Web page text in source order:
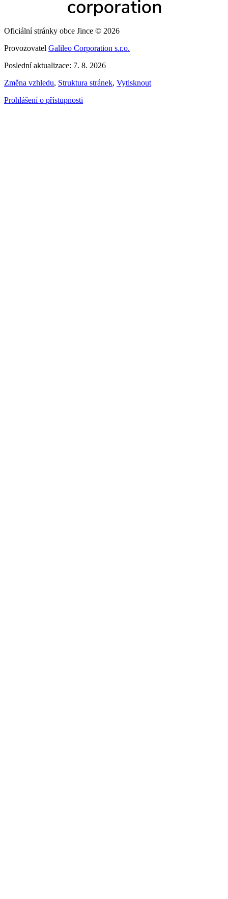
Oficiální stránky obce Jince © 2026
Provozovatel Galileo Corporation s.r.o.
Poslední aktualizace: 7. 8. 2026
Změna vzhledu, Struktura stránek, Vytisknout
Prohlášení o přístupnosti